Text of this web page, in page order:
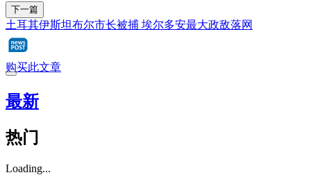
下一篇
土耳其伊斯坦布尔市长被捕 埃尔多安最大政敌落网
购买此文章
最新
热门
Loading...